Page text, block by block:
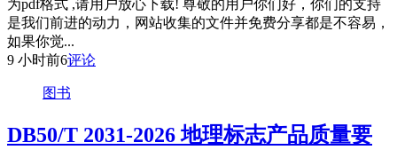
为pdf格式 ,请用户放心下载! 尊敬的用户你们好，你们的支持
是我们前进的动力，网站收集的文件并免费分享都是不容易，
如果你觉...
9 小时前6评论
图书
DB50/T 2031-2026 地理标志产品质量要